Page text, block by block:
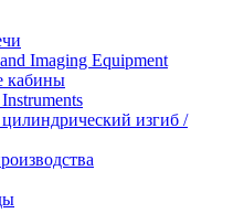
Imaging Equipment
кабины
изгиб /